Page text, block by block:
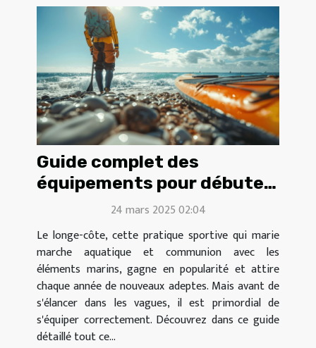
Guide complet des
équipements pour débuter
en longe-côte24 mars 2025 02:04
Le longe-côte, cette pratique sportive qui marie
marche aquatique et communion avec les
éléments marins, gagne en popularité et attire
chaque année de nouveaux adeptes. Mais avant de
s'élancer dans les vagues, il est primordial de
s'équiper correctement. Découvrez dans ce guide
détaillé tout ce...